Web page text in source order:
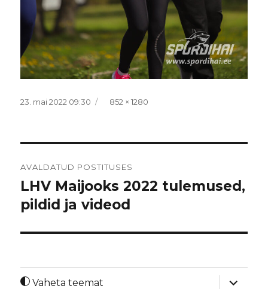
Postitatud
23. mai 2022 09:30 Täissuurus
852 × 1280
AVALDATUD POSTITUSES
LHV Maijooks 2022 tulemused,
pildid ja videod
Vaheta teemat
laienda